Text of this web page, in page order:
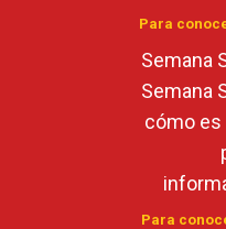
Para
Semana
Semana
cómo es
Para